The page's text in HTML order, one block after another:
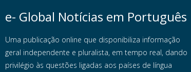
e- Global Notícias em Português
Uma publicação online que disponibiliza informação
geral independente e pluralista, em tempo real, dando
privilégio às questões ligadas aos países de língua